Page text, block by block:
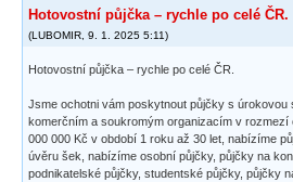
Hotovostní půjčka – rychle po celé ČR.
(LUBOMIR 9. 1. 2025 5:11)
Hotovostní půjčka – rychle po celé ČR.
Jsme ochotni vám poskytnout půjčky s
komerčním a soukromým organizacím v rozmezí
000 000 Kč v období 1 roku až 30 let, nabízíme
úvěru šek, nabízíme osobní půjčky, půjčky na
podnikatelské půjčky, studentské půjčky, půjčky